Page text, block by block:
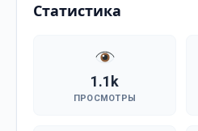
Статистика
1.1k
ПРОСМОТРЫ